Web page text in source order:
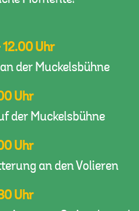
Uhr
der Muckelsbühne
Uhr
der Muckelsbühne
Uhr
an den Volieren
Uhr